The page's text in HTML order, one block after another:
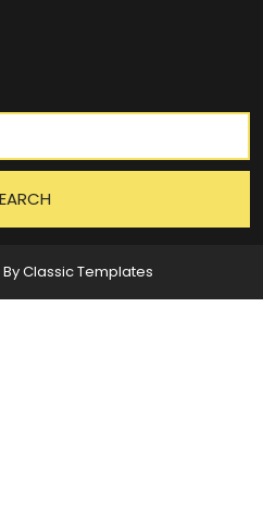
By Classic Templates